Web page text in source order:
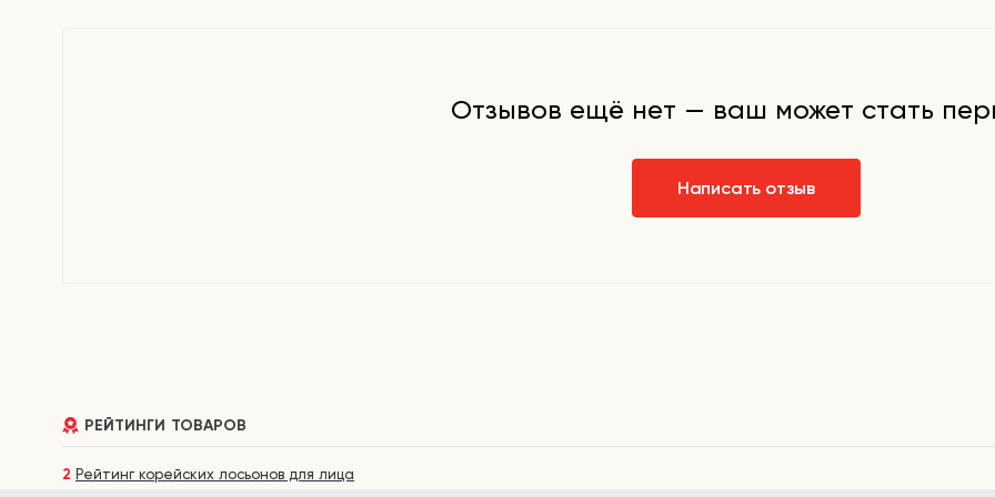
Отзывов ещё нет — ваш может стать
Написать отзыв
РЕЙТИНГИ ТОВАРОВ
2 Рейтинг корейских лосьонов для лица